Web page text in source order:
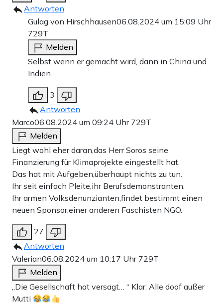
Antworten
Gulag von Hirschhausen06.08.2024 um 15:09 Uhr
729T
Melden
Selbst wenn er gemacht wird, dann in China und
Indien.
3
Antworten
Marco06.08.2024 um 09:24 Uhr 729T
Melden
Liegt wohl eher daran,das Herr Soros seine
Finanzierung für Klimaprojekte eingestellt hat.
Das hat mit Aufgeben,überhaupt nichts zu tun.
Ihr seit einfach Pleite,ihr Berufsdemonstranten.
Ihr armen Volksdenunzianten,findet bestimmt einen
neuen Sponsor,einer anderen Faschisten NGO.
27
Antworten
Valerian06.08.2024 um 10:17 Uhr 729T
Melden
„Die Gesellschaft hat versagt… “ Klar: Alle doof außer
Mutti